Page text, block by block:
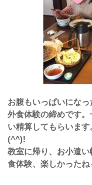
お腹もいっぱいにな
外食体験の締めです
い精算してもらいま
(^^)!
教室に帰り、お小遣
食体験、楽しかった